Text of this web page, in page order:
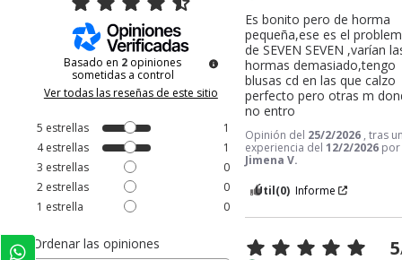
Basado en 2 opiniones
sometidas a control
Ver todas las reseñas de este sitio
5 estrellas
1
4estrellas
1
3 estrellas
0
2 estrellas
0
1 estrella 0
Ordenar las opiniones
Es bonito pero de horma
pequeña,ese es el
de SEVEN SEVEN ,varían
hormas demasiado,tengo
blusas cd en las que calzo
perfecto pero otras m
no entro
Opinión del 25/2/2026 , tras
experiencia del12/2/2026 por
Jimena V.
Útil(0) Informe
5